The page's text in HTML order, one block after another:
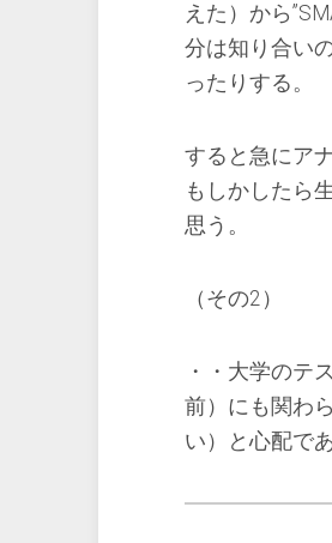
えた）から
分は知り合い
ったりする。
すると急にア
もしかしたら
思う。
（その2）
・・大学のテ
前）にも関わ
い）と心配で